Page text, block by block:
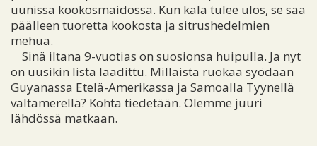
uunissa kookosmaidossa. Kun kala tulee ulos, se saa
päälleen tuoretta kookosta ja sitrushedelmien
mehua.
Sinä iltana 9-vuotias on suosionsa huipulla. Ja nyt
on uusikin lista laadittu. Millaista ruokaa syödään
Guyanassa Etelä-Amerikassa ja Samoalla Tyynellä
valtamerellä? Kohta tiedetään. Olemme juuri
lähdössä matkaan.